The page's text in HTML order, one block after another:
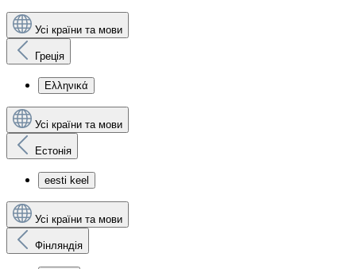
Усі країни та мови
Греція
Ελληνικά
Усі країни та мови
Естонія
eesti keel
Усі країни та мови
Фінляндія